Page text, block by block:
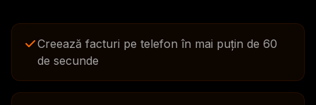
Creează facturi pe telefon în mai puțin de 60
de secunde